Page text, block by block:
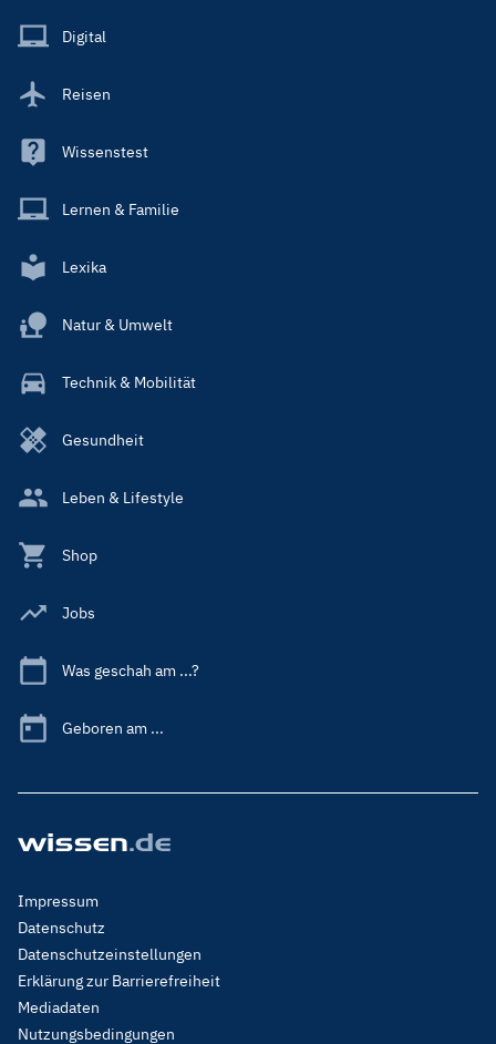
Main
Digital
Reisen
Wissenstest
Lernen & Familie
Lexika
Natur & Umwelt
Technik & Mobilität
Gesundheit
Leben & Lifestyle
Shop
Jobs
Was geschah am ...?
Geboren am ...
Footer
Menu
Legal
Impressum
Datenschutz
Datenschutzeinstellungen
Erklärung zur Barrierefreiheit
Mediadaten
Nutzungsbedingungen